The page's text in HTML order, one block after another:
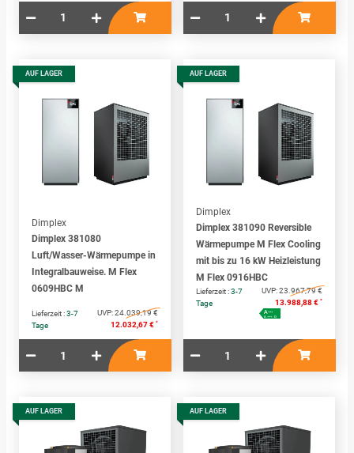
AUF LAGER
Dimplex
Dimplex 381080
Luft/Wasser-Wärmepumpe in
Integralbauweise. M Flex
0609HBC M
Lieferzeit :3-7
Tage
UVP:24.039,19 €
12.032,67 € *
AUF LAGER
Dimplex
Dimplex 381090 Reversible
Wärmepumpe M Flex Cooling
mit bis zu 16 kW Heizleistung
M Flex 0916HBC
Lieferzeit :3-7
Tage
UVP:23.967,79 €
13.988,88 € *
A+++ - D
A+++
AUF LAGER AUF LAGER